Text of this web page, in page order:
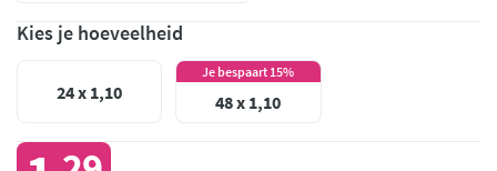
Kies je hoeveelheid
24 x 1,10
Je bespaart 15%
48 x 1,10